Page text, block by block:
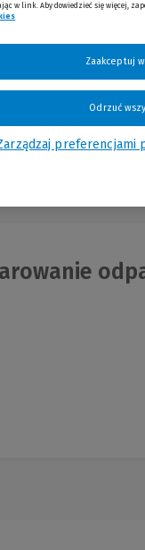
w link. Aby dowiedzieć się więcej,
preferencjami
Odrzuć
Zaakceptuj